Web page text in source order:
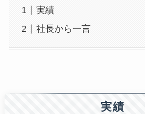
実績
社長から一言
実績